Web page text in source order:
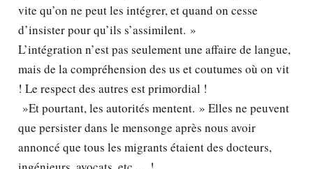
vite qu’on ne peut les intégrer, et quand on cesse
d’insister pour qu’ils s’assimilent. »
L’intégration n’est pas seulement une affaire de langue,
mais de la compréhension des us et coutumes où on vit
! Le respect des autres est primordial !
»Et pourtant, les autorités mentent. » Elles ne peuvent
que persister dans le mensonge après nous avoir
annoncé que tous les migrants étaient des docteurs,